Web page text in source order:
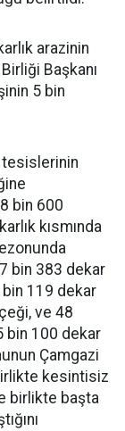
arazinin
Başkanı
5 bin
tesislerinin
bin 600
kısmında
bin 383 dekar
119 dekar
ve 48
bin 100 dekar
Çamgazi
kesintisiz
birlikte başta